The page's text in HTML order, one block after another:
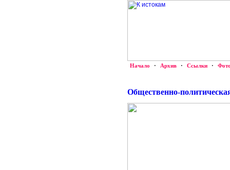
Начало · Архив · Ссылки ·
Общественно-